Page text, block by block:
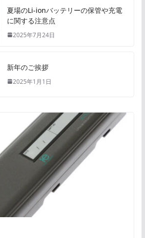
夏場のLi-ionバッテリーの保管や充電
に関する注意点
2025年7月24日
新年のご挨拶
2025年1月1日